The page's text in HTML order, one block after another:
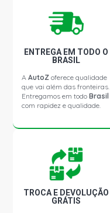
ENTREGA EM TODO O
BRASIL
AAutoZ oferece qualidade
que vai além das fronteiras.
Entregamos em todoBrasil
com rapidez e qualidade.
TROCA E DEVOLUÇÃO
GRÁTIS